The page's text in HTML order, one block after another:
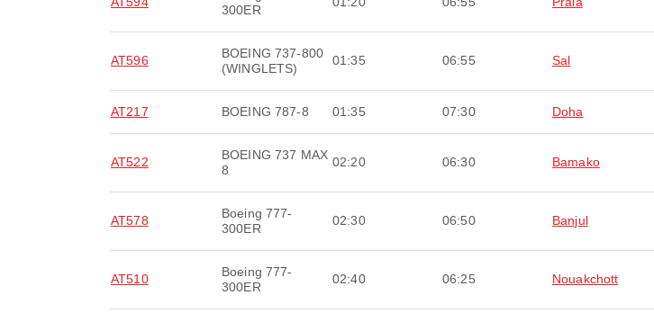
300ER
AT596
BOEING 737-800
(WINGLETS)
01:35 06:55 Sal
AT217 BOEING 787-8 01:35 07:30 Doha
AT522
BOEING 737 MAX
8
02:20 06:30 Bamako
AT578
Boeing 777-
300ER
02:30 06:50 Banjul
AT510
Boeing 777-
300ER
02:40 06:25 Nouakchott